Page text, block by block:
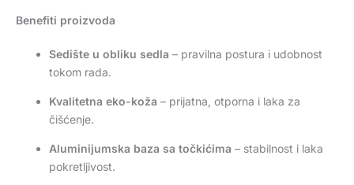
Benefiti proizvoda
Sedište u obliku sedla – pravilna postura i udobnost
tokom rada.
Kvalitetna eko-koža – prijatna, otporna i laka za
čišćenje.
Aluminijumska baza sa točkićima – stabilnost i laka
pokretljivost.